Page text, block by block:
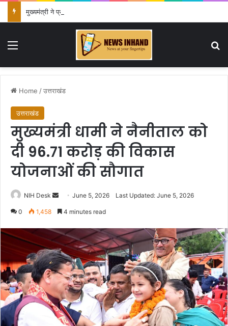
Menu
Home /उत्तराखंड
उत्तराखंड
मुख्यमंत्री धामी ने नैनीताल को
दी 96.71 करोड़ की विकास
योजनाओं की सौगात
NIH Desk
Send
an
June 5, 2026 Last Updated: June 5, 2026
0 1,458 4 minutes read